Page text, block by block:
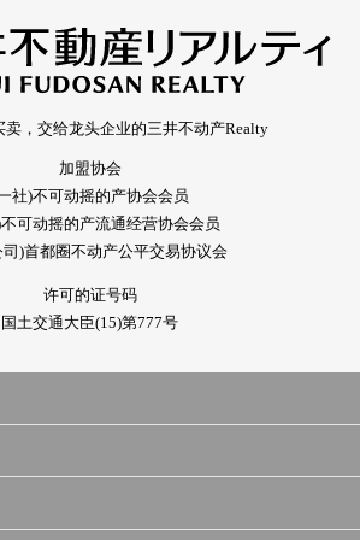
卖，交给龙头企业的三井不动产Realty
加盟协会
社)不可动摇的产协会会员
可动摇的产流通经营协会会员
司)首都圈不动产公平交易协议会
许可的证号码
国土交通大臣(15)第777号